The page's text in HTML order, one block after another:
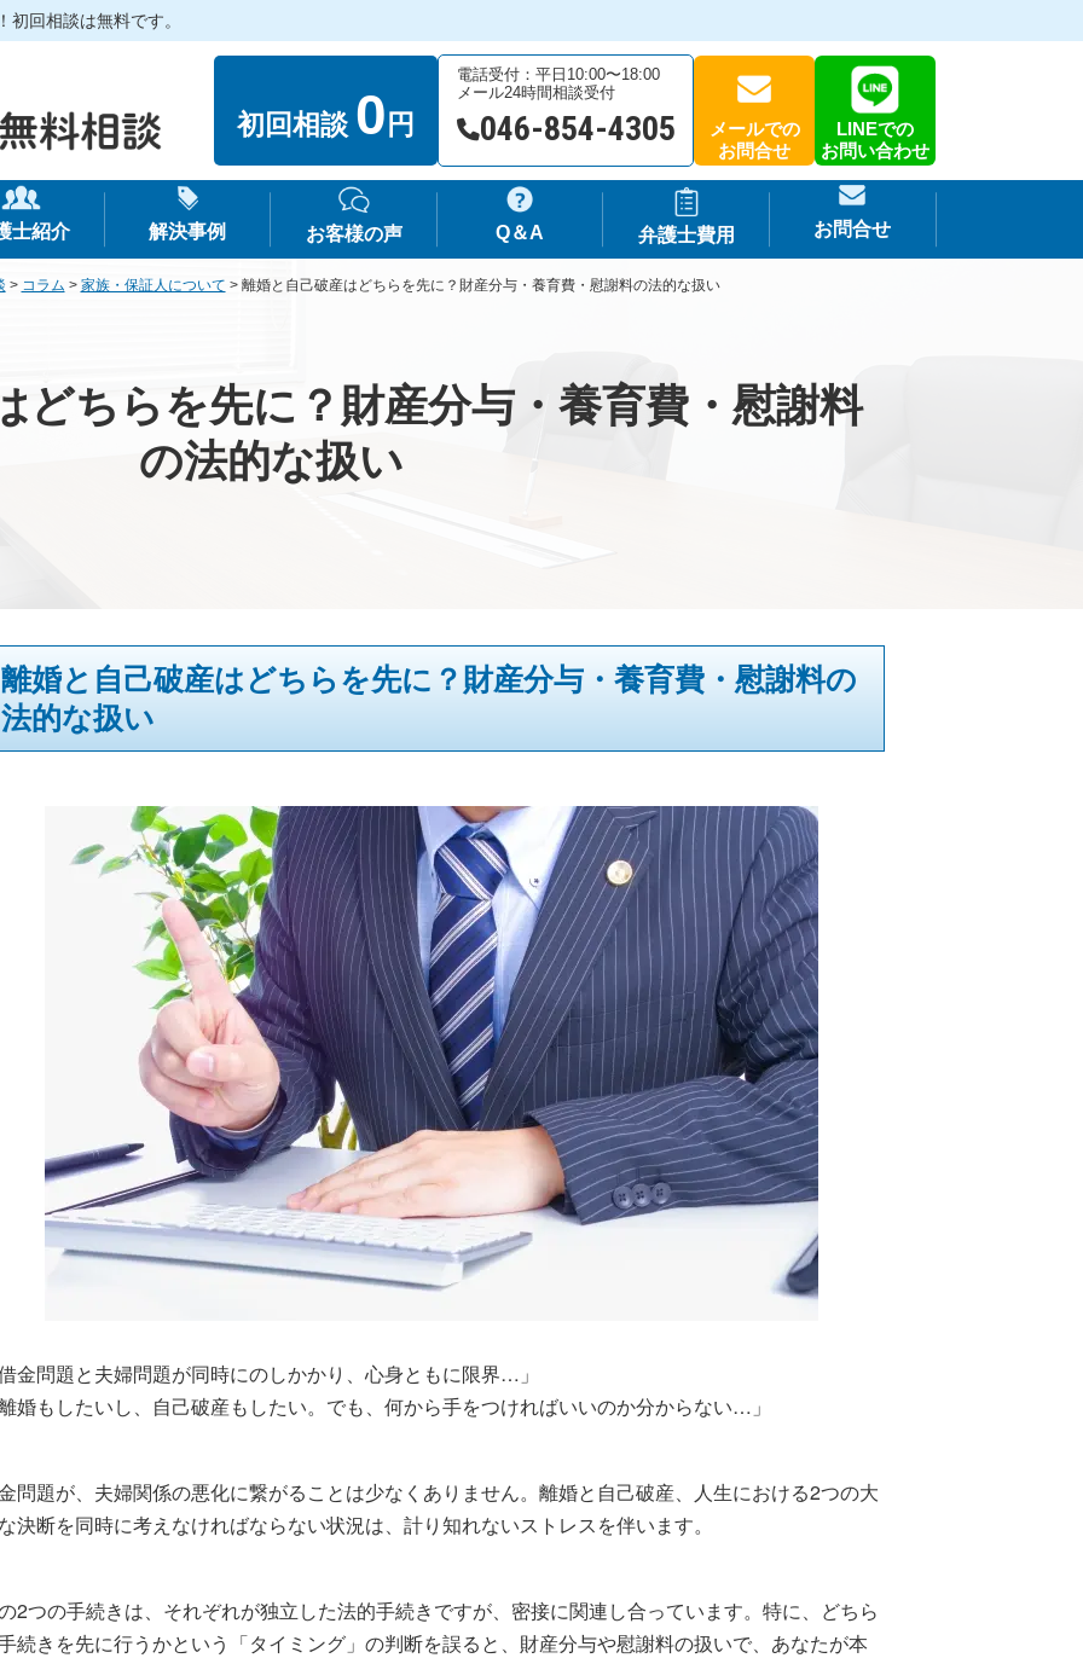
回相談は無料です。
初回相談 0 円
電話受付：平日10:00〜18:00
メール24時間相談受付
046-854-4305
メールでの
お問合せ
LINEでの
お問い合わせ
士紹介 解決事例 お客様の声 Q＆A 弁護士費用 お問合せ
> コラム > 家族・保証人について > 離婚と自己破産はどちらを先に？財産分与・養育費・慰謝料の法的な扱い
どちらを先に？財産分与・養育費・慰謝料
の法的な扱い
離婚と自己破産はどちらを先に？財産分与・養育費・慰謝料の
法的な扱い
金問題と夫婦問題が同時にのしかかり、心身ともに限界…」
婚もしたいし、自己破産もしたい。でも、何から手をつければいいのか分からない…」
問題が、夫婦関係の悪化に繋がることは少なくありません。離婚と自己破産、人生における2つの大
決断を同時に考えなければならない状況は、計り知れないストレスを伴います。
2つの手続きは、それぞれが独立した法的手続きですが、密接に関連し合っています。特に、どちら
続きを先に行うかという「タイミング」の判断を誤ると、財産分与や慰謝料の扱いで、あなたが本